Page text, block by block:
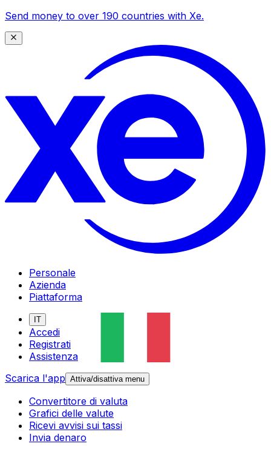
Send money to over 190 countries with Xe.
Personale
Azienda
Piattaforma
IT
Accedi
Registrati
Assistenza
Scarica l'app Attiva/disattiva menu
Convertitore di valuta
Grafici delle valute
Ricevi avvisi sui tassi
Invia denaro